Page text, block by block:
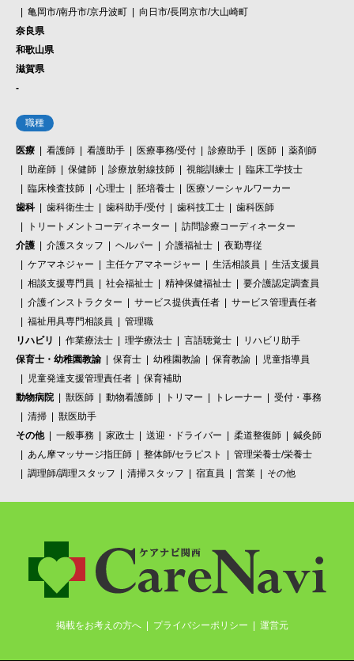
亀岡市/南丹市/京丹波町
向日市/長岡京市/大山崎町
奈良県
和歌山県
滋賀県
-
職種
医療 看護師 看護助手 医療事務/受付 診療助手 医師
薬剤師
助産師
保健師 診療放射線技師 視能訓練士
臨床工学技士
臨床検査技師
心理士 胚培養士
医療ソーシャルワーカー
歯科
歯科衛生士 歯科助手/受付 歯科技工士
歯科医師
トリートメントコーディネーター
訪問診療コーディネーター
介護
介護スタッフ ヘルパー 介護福祉士
夜勤専従
ケアマネジャー
主任ケアマネージャー 生活相談員
生活支援員
相談支援専門員
社会福祉士 精神保健福祉士
要介護認定調査員
介護インストラクター
サービス提供責任者
サービス管理責任者
福祉用具専門相談員
管理職
リハビリ
作業療法士 理学療法士 言語聴覚士
リハビリ助手
保育士・幼稚園教諭
保育士 幼稚園教諭 保育教諭
児童指導員
児童発達支援管理責任者
保育補助
動物病院
獣医師 動物看護師 トリマー トレーナー
受付・事務
清掃
獣医助手
その他
一般事務 家政士 送迎・ドライバー 柔道整復師
鍼灸師
あん摩マッサージ指圧師
整体師/セラピスト
管理栄養士/栄養士
調理師/調理スタッフ
清掃スタッフ 宿直員 営業 その他
掲載をお考えの方へ プライバシーポリシー 運営元